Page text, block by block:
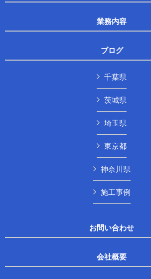
業務内容
ブログ
千葉県
茨城県
埼玉県
東京都
神奈川県
施工事例
お問い合わせ
会社概要